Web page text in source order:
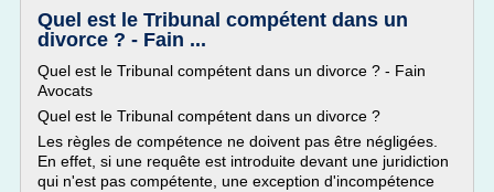
Quel est le Tribunal compétent dans un
divorce ? - Fain ...
Quel est le Tribunal compétent dans un divorce ? - Fain
Avocats
Quel est le Tribunal compétent dans un divorce ?
Les règles de compétence ne doivent pas être négligées.
En effet, si une requête est introduite devant une juridiction
qui n'est pas compétente, une exception d'incompétence